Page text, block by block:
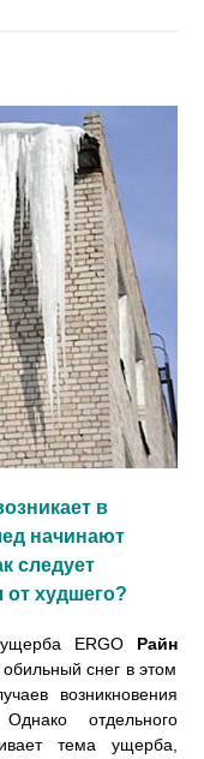
в
начинают
следует
от худшего?
ERGO Райн
снег в этом
возникновения
отдельного
тема ущерба,